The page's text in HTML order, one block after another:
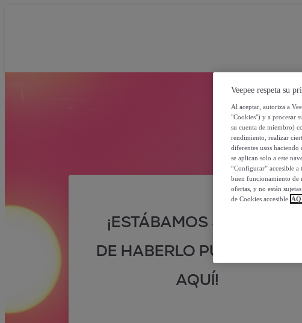
¡ESTÁBAMOS SEGUROS
DE HABERLO PUESTO POR
AQUÍ!
Veepee respeta su
Al aceptar, autoriza a
"Cookies") y a procesar
su cuenta de miembro)
rendimiento, realizar
diferentes usos
se aplican solo a este
“Configurar” accesible a
buen funcionamiento de
ofertas, y no están
de Cookies accesible